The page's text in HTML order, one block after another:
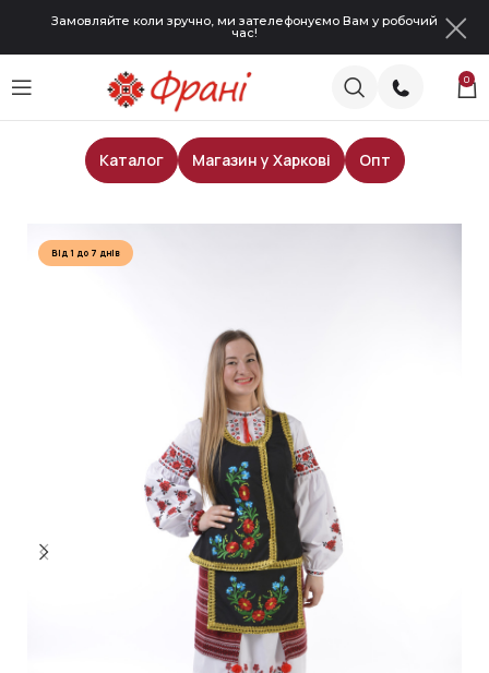
Замовляйте коли зручно, ми зателефонуємо Вам у робочий
час!
0
Каталог Магазин у Харкові
Опт
Сценічні костюми
Від 1 до 7 днів